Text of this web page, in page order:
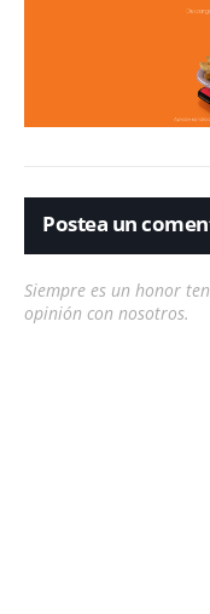
Postea un
Siempre es un honor
opinión con nosotros.